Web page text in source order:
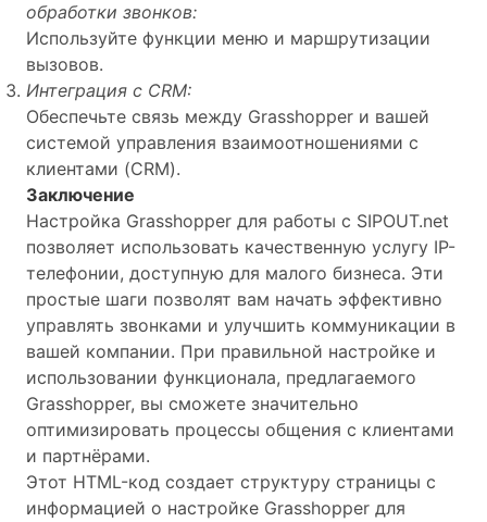
обработки звонков:
Используйте функции меню и маршрутизации
вызовов.
Интеграция с CRM:
Обеспечьте связь между Grasshopper и вашей
системой управления взаимоотношениями с
клиентами (CRM).
Заключение
Настройка Grasshopper для работы с SIPOUT.net
позволяет использовать качественную услугу IP-
телефонии, доступную для малого бизнеса. Эти
простые шаги позволят вам начать эффективно
управлять звонками и улучшить коммуникации в
вашей компании. При правильной настройке и
использовании функционала, предлагаемого
Grasshopper, вы сможете значительно
оптимизировать процессы общения с клиентами
и партнёрами.
Этот HTML-код создает структуру страницы с
информацией о настройке Grasshopper для